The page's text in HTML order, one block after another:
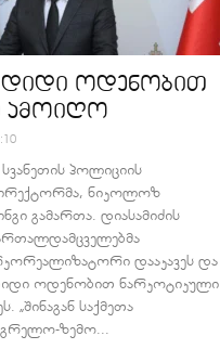
დიდი ოდენობით
ამოიღო
პოლიციის
ნიკოლოზ
გამართა. დიასამიძის
დააკავეს და
ოდენობით ნარკოტიკული
„შინაგან საქმეთა
ზემო...